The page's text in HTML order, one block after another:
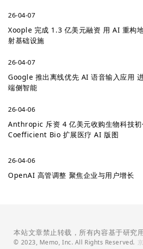
26-04-07
Xoople 完成 1.3 亿美元融资 用 AI 重构
射基础设施
26-04-07
Google 推出离线优先 AI 语音输入应用
端侧智能
26-04-06
Anthropic 斥资 4 亿美元收购生物科技初
Coefficient Bio 扩展医疗 AI 版图
26-04-06
OpenAI 高管调整 聚焦企业与用户增长
本站文章禁止转载，所有内容基于研究
© 2023, Memo, Inc. All Rights Reserved.